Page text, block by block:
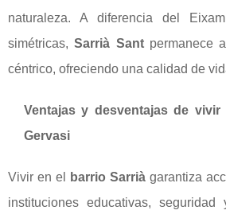
naturaleza. A diferencia del
simétricas,Sarrià Santpermanece
céntrico, ofreciendo una calidad de
Ventajas y desventajas de vivir
Gervasi
Vivir en el barrio Sarrià garantiza
instituciones educativas, seguridad